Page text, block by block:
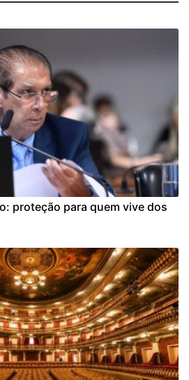
proteção para quem vive dos